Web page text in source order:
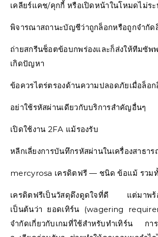
เคลียร์แคช/คุกกี้ หรือเปิดหน้าในโหมดไม่ร
พิจารณาสถานะบัญชีว่าถูกล็อกหรือถูกจำกัด
ถ่ายสกรีนช็อตข้อบกพร่องและก็ส่งให้ทีมซัพ
เกิดปัญหา
ข้อควรไตร่ตรองด้านความปลอดภัยเมื่อล็อ
อย่าใช้รหัสผ่านเดียวกับบริการสำคัญอื่นๆ
เปิดใช้งาน 2FA แม้รองรับ
หลีกเลี่ยงการบันทึกรหัสผ่านในเครื่องสาธา
mercyrosa เครดิตฟรี — ชนิด ข้อแม้ รวม
เครดิตฟรีเป็นวัสดุดึงดูดใจที่ดี แต่มาพร้
เป็นต้นว่า ยอดเทิร์น (wagering
จำกัดเกี่ยวกับเกมที่ใช้สำหรับทำเทิร์น กา